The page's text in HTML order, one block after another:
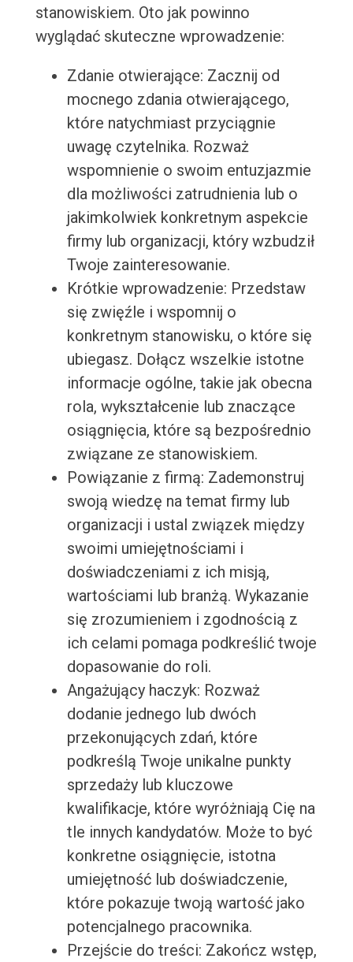
stanowiskiem. Oto jak powinno
wyglądać skuteczne wprowadzenie:
Zdanie otwierające: Zacznij od
mocnego zdania otwierającego,
które natychmiast przyciągnie
uwagę czytelnika. Rozważ
wspomnienie o swoim entuzjazmie
dla możliwości zatrudnienia lub o
jakimkolwiek konkretnym aspekcie
firmy lub organizacji, który wzbudził
Twoje zainteresowanie.
Krótkie wprowadzenie: Przedstaw
się zwięźle i wspomnij o
konkretnym stanowisku, o które się
ubiegasz. Dołącz wszelkie istotne
informacje ogólne, takie jak obecna
rola, wykształcenie lub znaczące
osiągnięcia, które są bezpośrednio
związane ze stanowiskiem.
Powiązanie z firmą: Zademonstruj
swoją wiedzę na temat firmy lub
organizacji i ustal związek między
swoimi umiejętnościami i
doświadczeniami z ich misją,
wartościami lub branżą. Wykazanie
się zrozumieniem i zgodnością z
ich celami pomaga podkreślić twoje
dopasowanie do roli.
Angażujący haczyk: Rozważ
dodanie jednego lub dwóch
przekonujących zdań, które
podkreślą Twoje unikalne punkty
sprzedaży lub kluczowe
kwalifikacje, które wyróżniają Cię na
tle innych kandydatów. Może to być
konkretne osiągnięcie, istotna
umiejętność lub doświadczenie,
które pokazuje twoją wartość jako
potencjalnego pracownika.
Przejście do treści: Zakończ wstęp,